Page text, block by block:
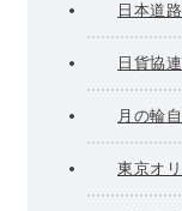
日本道
日貨協連
月の輪
東京オ